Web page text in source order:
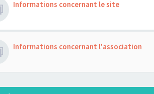
Informations concernant le site
Informations concernant l'association